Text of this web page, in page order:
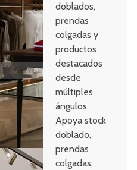
doblados,
prendas
colgadas y
productos
destacados
desde
múltiples
ángulos.
Apoya stock
doblado,
prendas
colgadas,